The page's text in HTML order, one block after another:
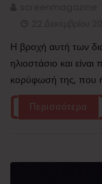
Η βροχή αυτή των
ηλιοστάσιο και
κορύφωσή της, που
Περισσότερα